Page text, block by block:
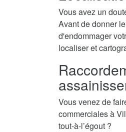
Vous avez un
Avant de donner
d'endommager
localiser et
Vous venez de
commerciales à
tout-à-l’égout ?